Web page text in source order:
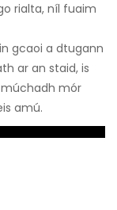
rialta, níl fuaim
gcaoi a dtugann
ar an staid, is
mór
amú.